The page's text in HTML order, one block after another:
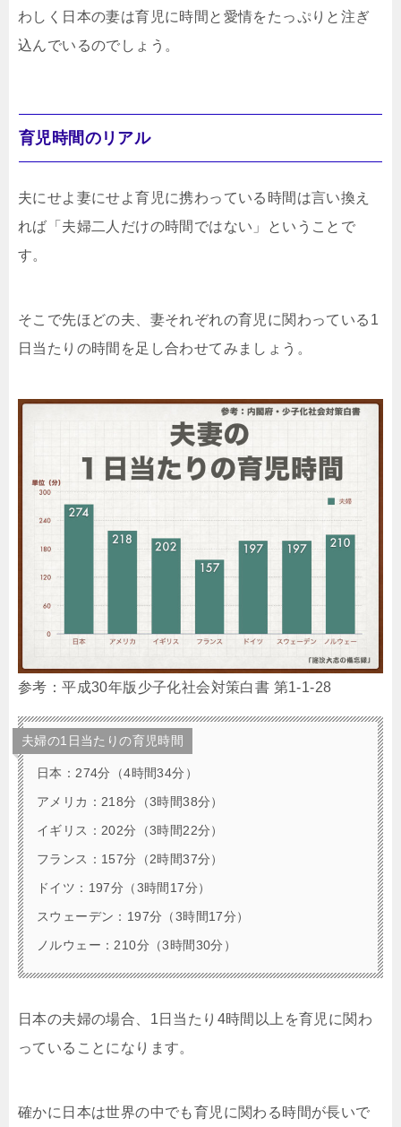
わしく日本の妻は育児に時間と愛情をたっぷりと注ぎ
込んでいるのでしょう。
育児時間のリアル
夫にせよ妻にせよ育児に携わっている時間は言い換え
れば「夫婦二人だけの時間ではない」ということで
す。
そこで先ほどの夫、妻それぞれの育児に関わっている1
日当たりの時間を足し合わせてみましょう。
参考：平成30年版少子化社会対策白書 第1-1-28
夫婦の1日当たりの育児時間
日本：274分（4時間34分）
アメリカ：218分（3時間38分）
イギリス：202分（3時間22分）
フランス：157分（2時間37分）
ドイツ：197分（3時間17分）
スウェーデン：197分（3時間17分）
ノルウェー：210分（3時間30分）
日本の夫婦の場合、1日当たり4時間以上を育児に関わ
っていることになります。
確かに日本は世界の中でも育児に関わる時間が長いで